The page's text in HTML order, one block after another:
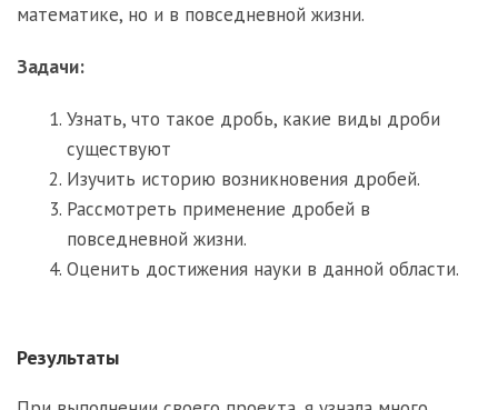
математике, но и в повседневной жизни.
Задачи:
Узнать, что такое дробь, какие виды дроби
существуют
Изучить историю возникновения дробей.
Рассмотреть применение дробей в
повседневной жизни.
Оценить достижения науки в данной области.
Результаты